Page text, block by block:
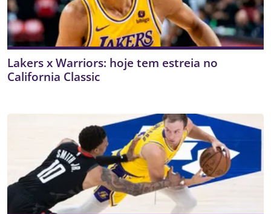
Lakers x Warriors: hoje tem estreia no
California Classic